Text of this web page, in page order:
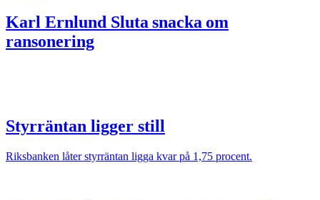
Karl Ernlund Sluta snacka om
ransonering
Styrräntan ligger still
Riksbanken låter styrräntan ligga kvar på 1,75 procent.